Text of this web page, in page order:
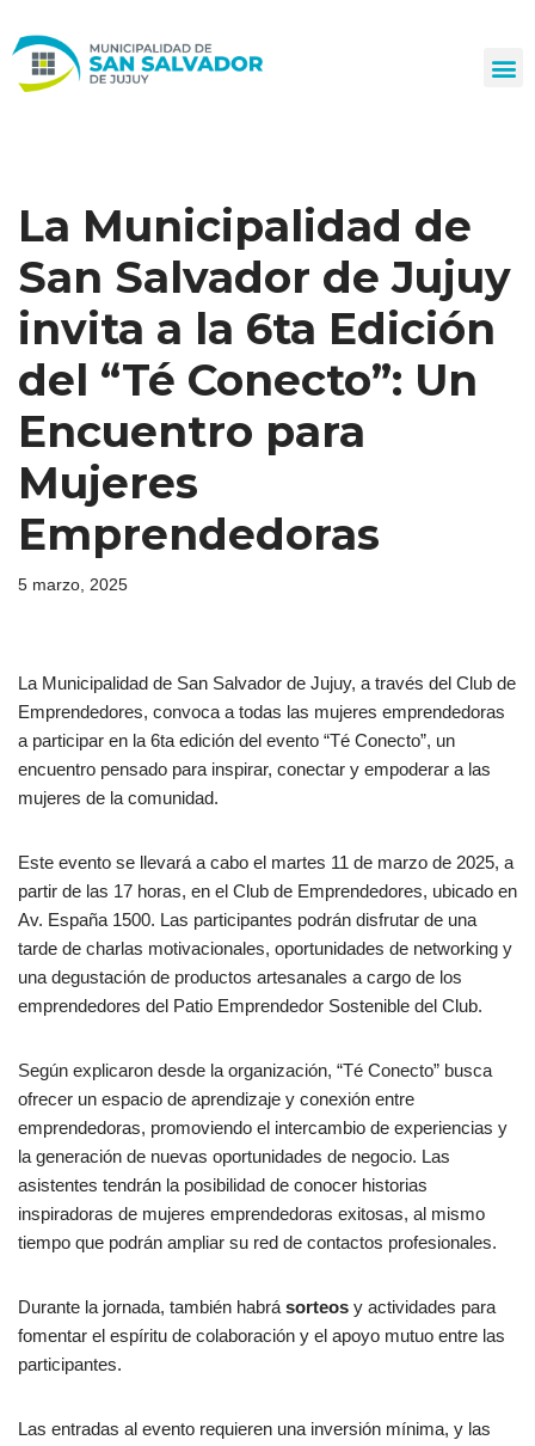
al
La Municipalidad de
San Salvador de Jujuy
invita a la 6ta Edición
del “Té Conecto”: Un
Encuentro para
Mujeres
Emprendedoras
5 marzo, 2025
La Municipalidad de San Salvador de Jujuy, a través del Club de
Emprendedores, convoca a todas las mujeres emprendedoras
a participar en la 6ta edición del evento “Té Conecto”, un
encuentro pensado para inspirar, conectar y empoderar a las
mujeres de la comunidad.
Este evento se llevará a cabo el martes 11 de marzo de 2025, a
partir de las 17 horas, en el Club de Emprendedores, ubicado en
Av. España 1500. Las participantes podrán disfrutar de una
tarde de charlas motivacionales, oportunidades de networking y
una degustación de productos artesanales a cargo de los
emprendedores del Patio Emprendedor Sostenible del Club.
Según explicaron desde la organización, “Té Conecto” busca
ofrecer un espacio de aprendizaje y conexión entre
emprendedoras, promoviendo el intercambio de experiencias y
la generación de nuevas oportunidades de negocio. Las
asistentes tendrán la posibilidad de conocer historias
inspiradoras de mujeres emprendedoras exitosas, al mismo
tiempo que podrán ampliar su red de contactos profesionales.
Durante la jornada, también habrá sorteos y actividades para
fomentar el espíritu de colaboración y el apoyo mutuo entre las
participantes.
Las entradas al evento requieren una inversión mínima, y las